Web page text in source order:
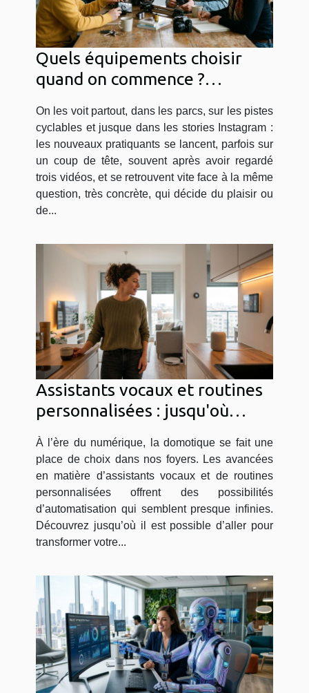
Quels équipements choisir
quand on commence ?
On les voit partout, dans les parcs, sur les pistes
cyclables et jusque dans les stories Instagram :
les nouveaux pratiquants se lancent, parfois sur
un coup de tête, souvent après avoir regardé
trois vidéos, et se retrouvent vite face à la même
question, très concrète, qui décide du plaisir ou
de...
Assistants vocaux et routines
personnalisées : jusqu'où
peut-on automatiser sa
maison ?
À l’ère du numérique, la domotique se fait une
place de choix dans nos foyers. Les avancées
en matière d’assistants vocaux et de routines
personnalisées offrent des possibilités
d’automatisation qui semblent presque infinies.
Découvrez jusqu’où il est possible d’aller pour
transformer votre...